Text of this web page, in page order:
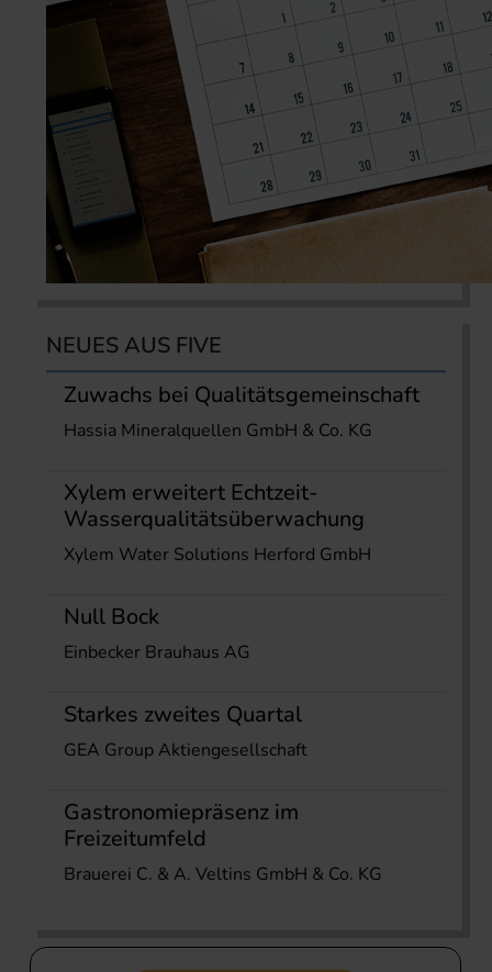
NEUES AUS FIVE
Zuwachs bei Qualitätsgemeinschaft
Hassia Mineralquellen GmbH & Co. KG
Xylem erweitert Echtzeit-
Wasserqualitätsüberwachung
Xylem Water Solutions Herford GmbH
Null Bock
Einbecker Brauhaus AG
Starkes zweites Quartal
GEA Group Aktiengesellschaft
Gastronomiepräsenz im
Freizeitumfeld
Brauerei C. & A. Veltins GmbH & Co. KG